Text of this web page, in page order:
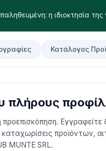
η ιδιοκτησία
Κατάλογος
πλήρους προφίλ
προεπισκόπηση.
προϊόντων,
MUNTE SRL.